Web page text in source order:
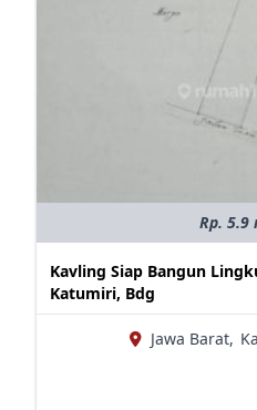
Rp. 5.9
Kavling Siap Bangun
Katumiri, Bdg
Jawa Barat,